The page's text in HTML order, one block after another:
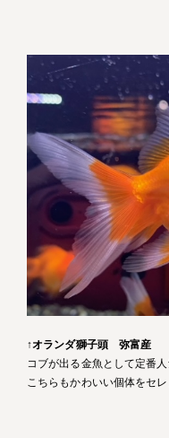
↑オランダ獅子頭 弥富産
コブが出る金魚として定番人
こちらもかわいい個体をセ